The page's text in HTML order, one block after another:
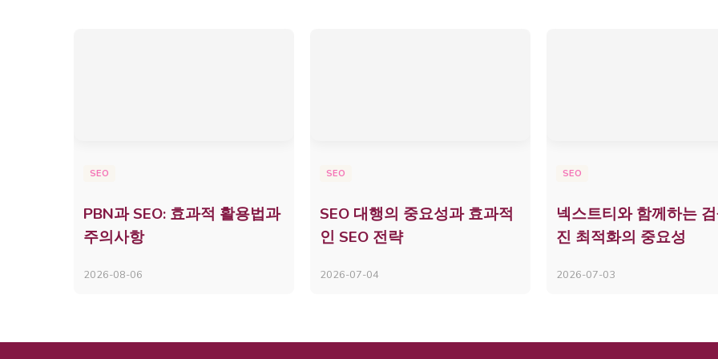
SEO
PBN과 SEO: 효과적 활용법과
주의사항
2026-08-06
SEO
SEO 대행의 중요성과 효과적
인 SEO 전략
2026-07-04
SEO
넥스트티와 함께하는
진 최적화의 중요성
2026-07-03